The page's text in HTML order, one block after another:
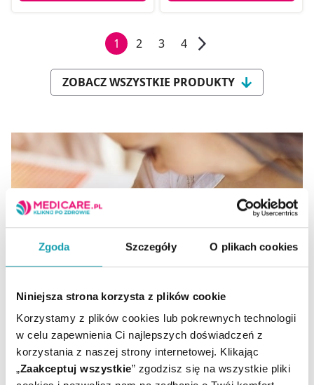
Zgoda Szczegóły O plikach cookies
Niniejsza strona korzysta z plików cookie
Korzystamy z plików cookies lub pokrewnych technologii
w celu zapewnienia Ci najlepszych doświadczeń z
korzystania z naszej strony internetowej. Klikając
„Zaakceptuj wszystkie” zgodzisz się na wszystkie pliki
1 2 3 4
ZOBACZ WSZYSTKIE PRODUKTY
Karmienie piersią i problemy z laktacją
Młode mamy często napotykają na trudności podczas
karmienia piersią, co niekiedy skutkuje tym, że
przestawiają swoje maluchy na mleko modyfikowane.